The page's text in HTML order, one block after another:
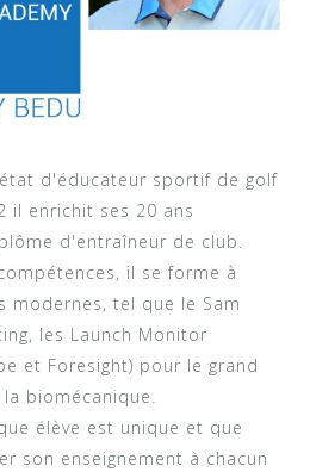
d'éducateur sportif de golf
il enrichit ses 20 ans
d'entraîneur de club.
il se forme à
tel que le Sam
les Launch Monitor
et Foresight) pour le grand
biomécanique.
élève est unique et que
son enseignement à chacun